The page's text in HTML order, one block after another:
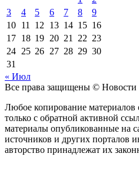
3
4 5 6 7 8
9
10 11 12 13 14 15 16
17 18 19 20 21 22 23
24 25 26 27 28 29 30
31
« Июл
Все права защищены © Новости
Любое копирование материалов
только с обратной активной
материалы опубликованные на
источников и других порталов
авторство принадлежат их